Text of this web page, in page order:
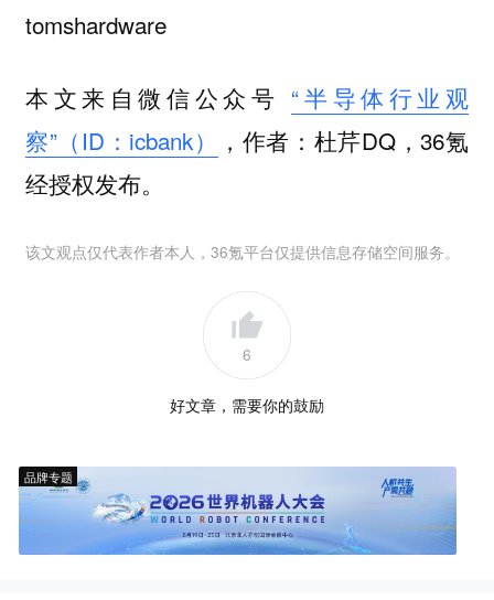
tomshardware
本文来自微信公众号 “半导体行业观
察”（ID：icbank）
，作者：杜芹DQ，36氪
经授权发布。
该文观点仅代表作者本人，36氪平台仅提供信息存储空间服务。
6
好文章，需要你的鼓励
品牌专题